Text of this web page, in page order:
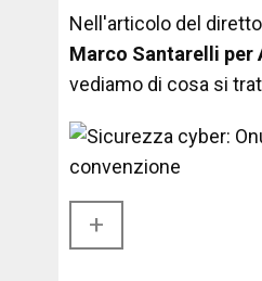
Nell'articolo del
Marco Santarelli per
vediamo di cosa si
+​